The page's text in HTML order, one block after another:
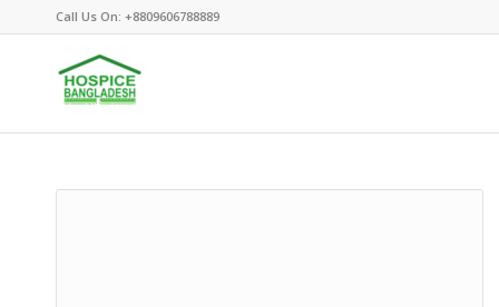
Call Us On: +8809606788889